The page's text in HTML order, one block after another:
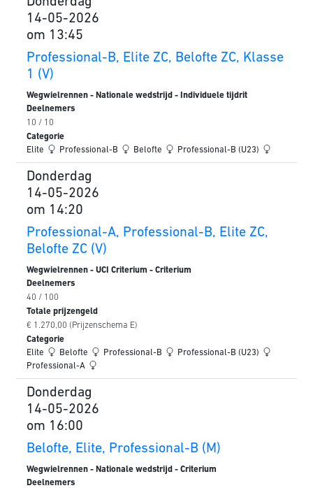
14-05-2026
om 13:45
Professional-B, Elite ZC, Belofte ZC, Klasse
1 (V)
Wegwielrennen - Nationale wedstrijd - Individuele tijdrit
Deelnemers
10 / 10
Categorie
Elite
Professional-B Belofte Professional-B (U23)
Donderdag
14-05-2026
om 14:20
Professional-A, Professional-B, Elite ZC,
Belofte ZC (V)
Wegwielrennen - UCI Criterium - Criterium
Deelnemers
40 / 100
Totale prijzengeld
€ 1.270,00 (Prijzenschema E)
Categorie
Elite
Belofte Professional-B
Professional-B (U23)
Professional-A
Donderdag
14-05-2026
om 16:00
Belofte, Elite, Professional-B (M)
Wegwielrennen - Nationale wedstrijd - Criterium
Deelnemers